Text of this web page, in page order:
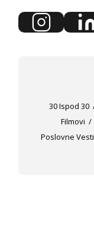
30 Ispod 30
Filmovi
Poslovne Vesti